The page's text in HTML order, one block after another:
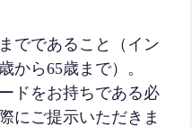
でであること（イン
から65歳まで）。
ドをお持ちである必
にご提示いただきま